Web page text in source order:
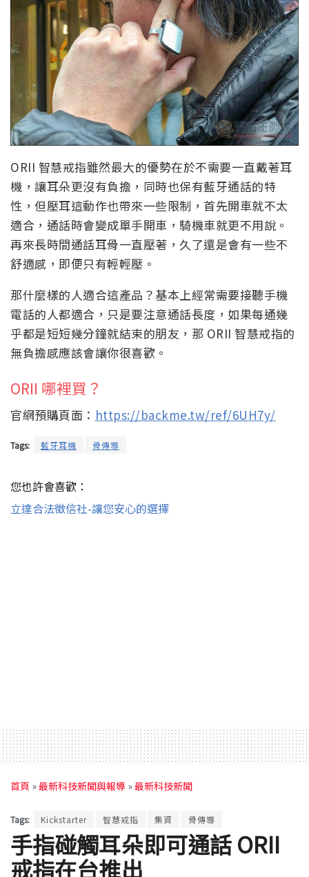
ORII 智慧戒指雖然最大的優勢在於不需要一直戴著耳
機，讓耳朵更沒有負擔，同時也保有藍牙通話的特
性，但壓耳這動作也帶來一些限制，首先開車就不太
適合，通話時會變成單手開車，騎機車就更不用說。
再來長時間通話耳骨一直壓著，久了還是會有一些不
舒適感，即便只有輕輕壓。
那什麼樣的人適合這產品？基本上經常需要接聽手機
電話的人都適合，只是要注意通話長度，如果每通幾
乎都是短短幾分鐘就結束的朋友，那 ORII 智慧戒指的
無負擔感應該會讓你很喜歡。
ORII 哪裡買？
官網預購頁面： https://backme.tw/ref/6UH7y/
Tags: 藍牙耳機 骨傳導
您也許會喜歡：
立達合法徵信社-讓您安心的選擇
首頁 »最新科技新聞與報導 »最新科技新聞
Tags: Kickstarter 智慧戒指 集資 骨傳導
手指碰觸耳朵即可通話 ORII
戒指在台推出